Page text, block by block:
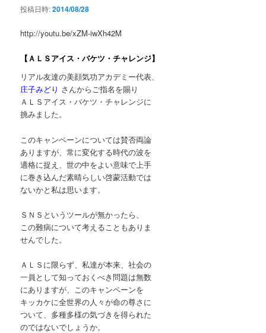
投稿日時:2014/08/28
http://youtu.be/xZM-iwXh42M
【ＡＬＳアイス・バケツ・チャレンジ】
リアル友達の美顔気功アカデミー代表、
庄子みどり さんからご指名を賜り
ＡＬＳアイス・バケツ・チャレンジに
挑みました。
このキャンペーンについては賛否両論
ありますが、常に変化する時代の波を
適格に捉え、世の中をよい意味で上手
に巻き込んだ素晴らしい啓蒙活動では
ないかと私は思います。
ＳＮＳというツールが無かったら、
この難病について考えることもありま
せんでした。
ＡＬＳに限らず、私達が本来、社会の
一員として知っておくべき問題は無数
にありますが、このキャンペーンを
キッカケに全世界の人々が命の尊さに
ついて、多種多様の気づきを得られた
のではないでしょうか。